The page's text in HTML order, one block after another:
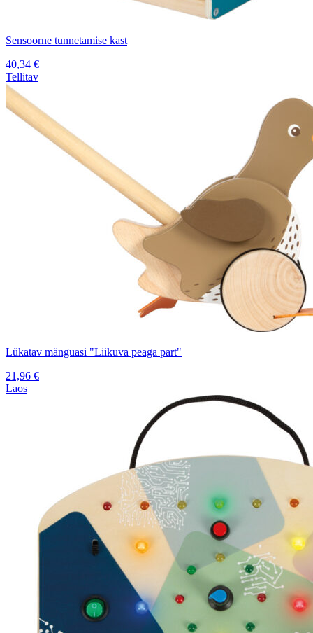
Sensoorne tunnetamise kast
40,34 €
Tellitav
Lükatav mänguasi "Liikuva peaga part"
21,96 €
Laos